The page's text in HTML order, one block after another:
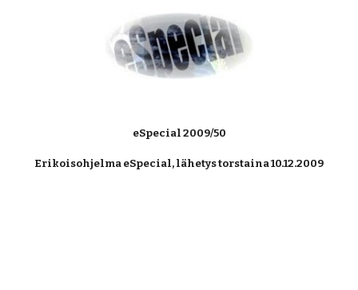
eSpecial 2009/50
Erikoisohjelma eSpecial, lähetys torstaina 10.12.2009